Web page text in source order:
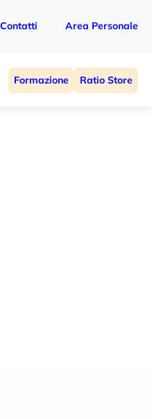
Contatti Area Personale
Formazione Ratio Store